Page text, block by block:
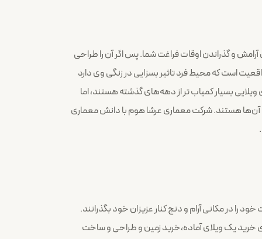
محلی است برای آرامش و گذراندن اوقات فراغت شما. پس اگر آن را طراحی
است که محیط فرد تاثیر بسزایی در زنگی وی دارد
ویلایی بسیار کمیاب تر از دهه‌های گذشته هستند، اما
آن‌ها هستند. شرکت معماری عرشا هوم با دانش معماری
را در مکانی آرام و دنج کنار عزیزان خود بگذرانند.
یک ویلای آماده،خرید زمین و طراحی و ساخت